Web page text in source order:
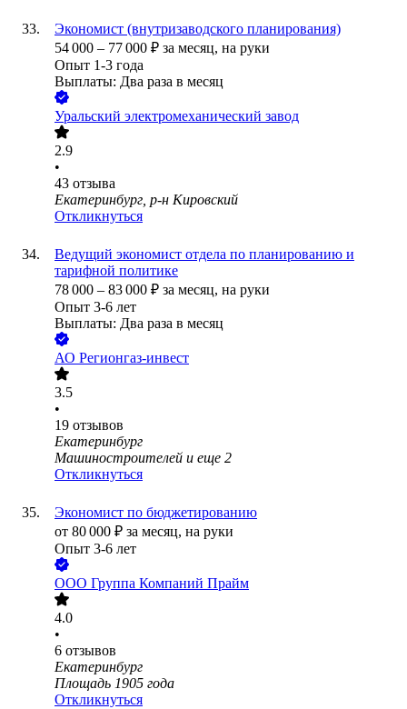
Экономист (внутризаводского планирования)
54 000 – 77 000 ₽ за месяц, на руки
Опыт 1-3 года
Выплаты: Два раза в месяц
Уральский электромеханический завод
2.9
•
43 отзыва
Екатеринбург, р-н Кировский
Откликнуться
Ведущий экономист отдела по планированию и
тарифной политике
78 000 – 83 000 ₽ за месяц, на руки
Опыт 3-6 лет
Выплаты: Два раза в месяц
АО Регионгаз-инвест
3.5
•
19 отзывов
Екатеринбург
Машиностроителей и еще 2
Откликнуться
Экономист по бюджетированию
от 80 000 ₽ за месяц, на руки
Опыт 3-6 лет
ООО Группа Компаний Прайм
4.0
•
6 отзывов
Екатеринбург
Площадь 1905 года
Откликнуться